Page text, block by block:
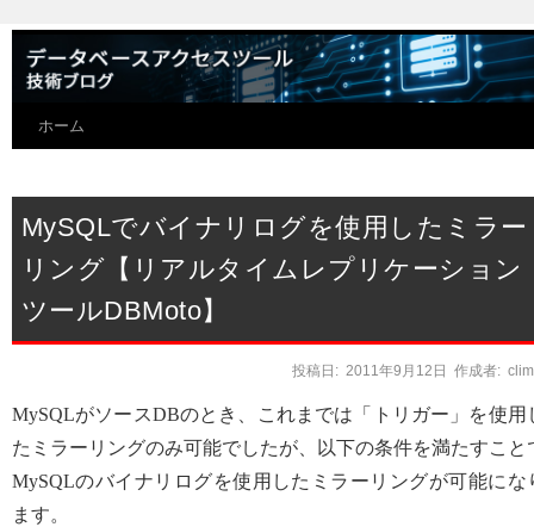
ホーム
MySQLでバイナリログを使用したミラー
リング【リアルタイムレプリケーション
ツールDBMoto】
投稿日: 2011年9月12日 作成者:
MySQLがソースDBのとき、これまでは「トリガー」を使用
たミラーリングのみ可能でしたが、以下の条件を満たすこと
MySQLのバイナリログを使用したミラーリングが可能にな
ます。